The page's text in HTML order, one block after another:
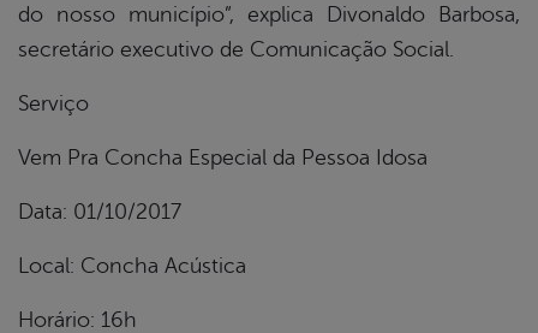
do nosso município”, explica Divonaldo Barbosa,
secretário executivo de Comunicação Social.
Serviço
Vem Pra Concha Especial da Pessoa Idosa
Data: 01/10/2017
Local: Concha Acústica
Horário: 16h